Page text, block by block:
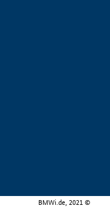
BMWi.de, 2021 ©